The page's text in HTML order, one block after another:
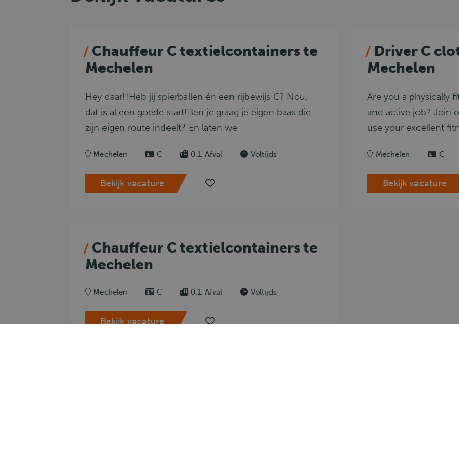
Chauffeur C textielcontainers te
Mechelen
Hey daar!!Heb jij spierballen én een rijbewijs C? Nou,
dat is al een goede start!Ben je graag je eigen baas die
zijn eigen route indeelt? En laten we
Mechelen C 0.1. Afval Voltijds
Bekijk vacature
Driver C
Mechelen
Are you a physically
and active job? Join
use your excellent
Mechelen C
Bekijk vacature
Chauffeur C textielcontainers te
Mechelen
Mechelen C 0.1. Afval Voltijds
Bekijk vacature